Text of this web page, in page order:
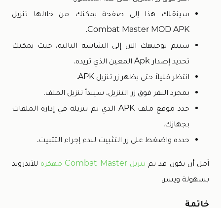
سينقلك هذا إلى صفحة يمكنك من خلالها تنزيل
Combat Master MOD APK.
سيتم توجيهك الآن إلى الشاشة التالية، حيث يمكنك
تحديد إصدار Apk المعين الذي تريده.
انتظر قليلاً حتى يظهر زر تنزيل APK.
بمجرد النقر فوق زر التنزيل، سيبدأ تنزيل الملف.
حدد موقع ملف APK الذي تم تنزيله في إدارة الملفات
بجهازك.
حدده واضغط على زر التثبيت لبدء إجراء التثبيت.
آمل أن يكون قد تم تنزيل Combat Master مهكرة
للأندرويد
بسهولة ويسر.
خاتمة